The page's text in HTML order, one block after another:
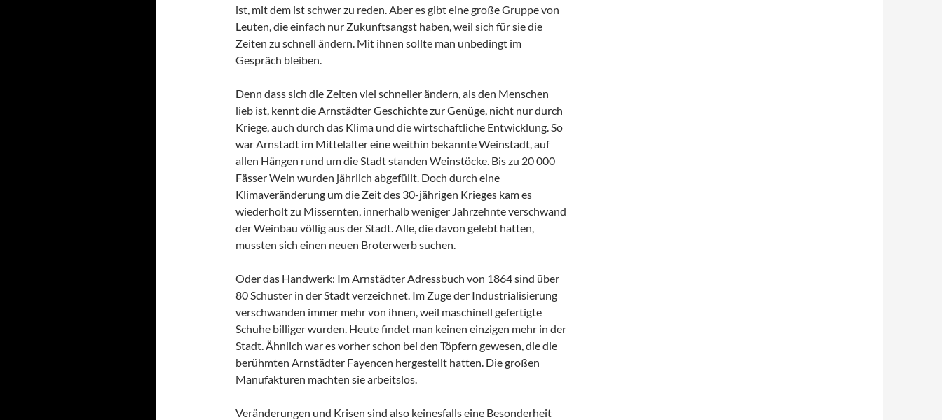
ist, mit dem ist schwer zu reden. Aber es gibt eine große Gruppe von
Leuten, die einfach nur Zukunftsangst haben, weil sich für sie die
Zeiten zu schnell ändern. Mit ihnen sollte man unbedingt im
Gespräch bleiben.
Denn dass sich die Zeiten viel schneller ändern, als den Menschen
lieb ist, kennt die Arnstädter Geschichte zur Genüge, nicht nur durch
Kriege, auch durch das Klima und die wirtschaftliche Entwicklung. So
war Arnstadt im Mittelalter eine weithin bekannte Weinstadt, auf
allen Hängen rund um die Stadt standen Weinstöcke. Bis zu 20 000
Fässer Wein wurden jährlich abgefüllt. Doch durch eine
Klimaveränderung um die Zeit des 30-jährigen Krieges kam es
wiederholt zu Missernten, innerhalb weniger Jahrzehnte verschwand
der Weinbau völlig aus der Stadt. Alle, die davon gelebt hatten,
mussten sich einen neuen Broterwerb suchen.
Oder das Handwerk: Im Arnstädter Adressbuch von 1864 sind über
80 Schuster in der Stadt verzeichnet. Im Zuge der Industrialisierung
verschwanden immer mehr von ihnen, weil maschinell gefertigte
Schuhe billiger wurden. Heute findet man keinen einzigen mehr in der
Stadt. Ähnlich war es vorher schon bei den Töpfern gewesen, die die
berühmten Arnstädter Fayencen hergestellt hatten. Die großen
Manufakturen machten sie arbeitslos.
Veränderungen und Krisen sind also keinesfalls eine Besonderheit